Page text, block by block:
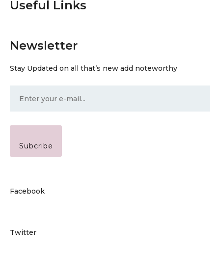
Useful Links
Newsletter
Stay Updated on all that’s new add noteworthy
Subcribe
Facebook
Twitter